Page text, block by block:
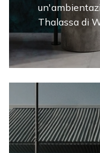
Thalassa di